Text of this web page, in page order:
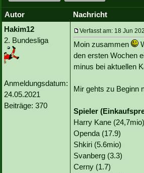
Autor
Nachricht
Hakim12
2. Bundesliga
Anmeldungsdatum:
24.05.2021
Beiträge: 370
Verfasst am: 18 Jun
Moin zusammen
den ersten Wochen
minus bei aktuellen
Mir gehts zu Beginn
Spieler
Harry Kane (24,7mio)
Openda (17.9)
Shkiri (5.6mio)
Svanberg (3.3)
Cerny (1.7)